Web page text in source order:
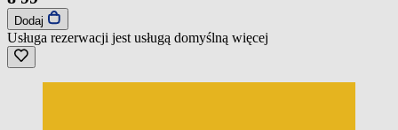
Dodaj
Usługa rezerwacji jest usługą domyślną więcej